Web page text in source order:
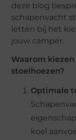
deze blog
schapenvacht
letten bij het
jouw camper.
Waarom
stoelhoezen?
Optimale
koel